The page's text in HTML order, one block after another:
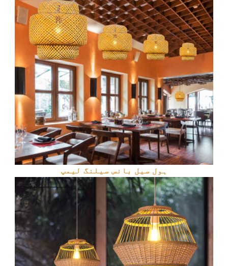
ہول سیل بانس سیلنگ لیمپ